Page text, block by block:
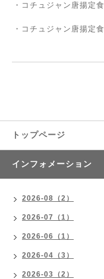
・コチュジャン唐揚定食
・コチュジャン唐揚定食
トップページ
インフォメーション
2026-08（2）
2026-07（1）
2026-06（1）
2026-04（3）
2026-03（2）